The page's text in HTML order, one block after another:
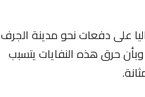
على دفعات نحو مدينة الجرف
وبأن حرق هذه النفايات يتسبب